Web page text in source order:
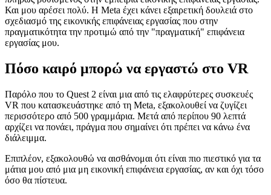
Βάζω τα ακουστικά μου, ακούω μουσική και μόλις αρχίζω να
κωδικοποιώ σε μια πολύ μεγαλύτερη οθόνη, σε ένα ονειρικό
περιβάλλον. Είμαι εντελώς «εκτός πραγματικότητας» και είμαι
πλήρως βυθισμένος στην εμπειρία εικονικής επιφάνειας εργασίας.
σχεδιασμό της εικονικής επιφάνειας εργασίας που στην
εργασίας μου.
Πόσο καιρό μπορώ να εργαστώ στο VR
Παρόλο που το Quest 2 είναι μια από τις ελαφρύτερες συσκευές
VR που κατασκευάστηκε από τη Meta, εξακολουθεί να ζυγίζει
περισσότερο από 500 γραμμάρια. Μετά από περίπου 90 λεπτά
αρχίζει να πονάει, πράγμα που σημαίνει ότι πρέπει να κάνω ένα
διάλειμμα.